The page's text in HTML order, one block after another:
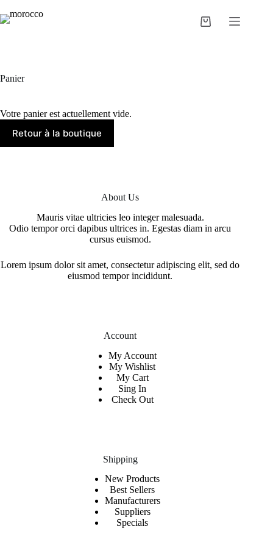
au
contenu
Panier
Panier
Votre panier est actuellement vide.
Retour à la boutique
About Us
Mauris vitae ultricies leo integer malesuada.
Odio tempor orci dapibus ultrices in. Egestas diam in arcu
cursus euismod.
Lorem ipsum dolor sit amet, consectetur adipiscing elit, sed do
eiusmod tempor incididunt.
Account
My Account
My Wishlist
My Cart
Sing In
Check Out
Shipping
New Products
Best Sellers
Manufacturers
Suppliers
Specials